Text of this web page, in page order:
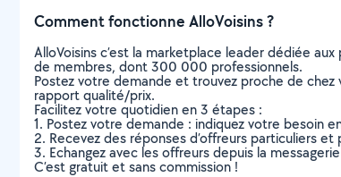
Comment fonctionne AlloVoisins ?
AlloVoisins c’est la marketplace leader dédiée
de membres, dont 300 000 professionnels.
Postez votre demande et trouvez proche de
rapport qualité/prix.
Facilitez votre quotidien en 3 étapes :
1. Postez votre demande : indiquez votre besoin
2. Recevez des réponses d’offreurs particuliers
3. Echangez avec les offreurs depuis la
C’est gratuit et sans commission !